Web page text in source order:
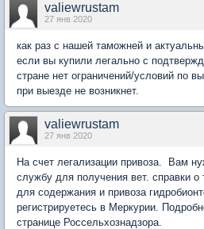
valiewrustam
27 янв 2020
как раз с нашей таможней и
если вы купили легально с
стране нет ограничений/условий по
при выезде не возникнет.
valiewrustam
27 янв 2020
На счет легализации привоза. Вам
службу для получения вет. справки о
для содержания и привоза
регистрируетесь в Меркурии.
странице Россельхознадзора.